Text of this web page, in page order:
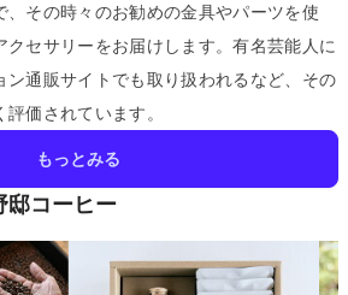
、その時々のお勧めの金具やパーツを使
クセサリーをお届けします。有名芸能人に
ン通販サイトでも取り扱われるなど、その
価されています。
もっとみる
邸コーヒー